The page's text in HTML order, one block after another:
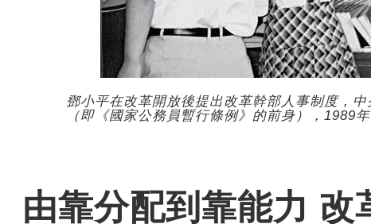
鄧小平在改革開放後提出改革幹部人事制度，
（即《國家公務員暫行條例》的前身），1989
由靠分配到靠能力